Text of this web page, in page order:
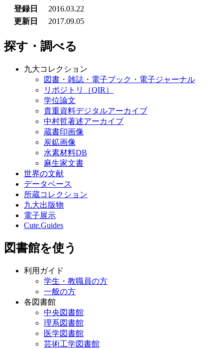
登録日
2016.03.22
更新日
2017.09.05
探す・調べる
九大コレクション
図書・雑誌・電子ブック・電子ジャーナル
リポジトリ（QIR）
学位論文
貴重資料デジタルアーカイブ
中村哲著述アーカイブ
蔵書印画像
炭鉱画像
水素材料DB
麻生家文書
世界の文献
データベース
所蔵コレクション
九大出版物
電子展示
Cute.Guides
図書館を使う
利用ガイド
学生・教職員の方
一般の方
各図書館
中央図書館
理系図書館
医学図書館
芸術工学図書館